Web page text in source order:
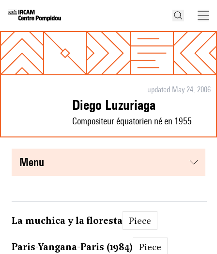
updated May 24, 2006
Diego Luzuriaga
Compositeur équatorien né en 1955
menu
La muchica y la floresta Piece
Paris-Yangana-Paris (1984)
Piece